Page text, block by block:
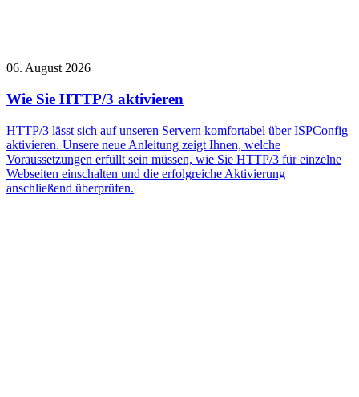
06. August 2026
Wie Sie HTTP/3 aktivieren
HTTP/3 lässt sich auf unseren Servern komfortabel über ISPConfig
aktivieren. Unsere neue Anleitung zeigt Ihnen, welche
Voraussetzungen erfüllt sein müssen, wie Sie HTTP/3 für einzelne
Webseiten einschalten und die erfolgreiche Aktivierung
anschließend überprüfen.